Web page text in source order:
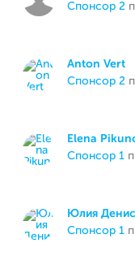
спонсор 2
Anton Vert
спонсор 2
Elena
спонсор 1
Юлия
спонсор 1